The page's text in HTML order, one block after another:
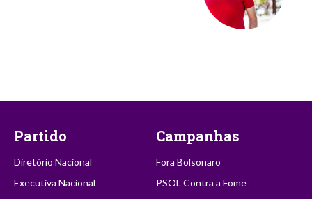
Partido
Diretório Nacional
Executiva Nacional
Campanhas
Fora Bolsonaro
PSOL Contra a Fome